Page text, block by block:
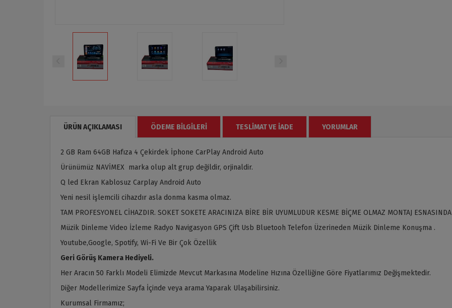
ÜRÜN AÇIKLAMASI ÖDEME BILGILERI TESLIMAT VE İADE YORUMLAR
2 GB Ram 64GB Hafıza 4 Çekirdek İphone CarPlay Android Auto
Ürünümüz NAVİMEX marka olup alt grup değildir, orjinaldir.
Q led Ekran Kablosuz Carplay Android Auto
Yeni nesil işlemcili cihazdır asla donma kasma olmaz.
TAM PROFESYONEL CİHAZDIR. SOKET SOKETE ARACINIZA BİRE BİR UYUMLUDUR KESME BİÇME OLMAZ MONTAJ ESNASINDA
Müzik Dinleme Video İzleme Radyo Navigasyon GPS Çift Usb Bluetooh Telefon Üzerineden Müzik Dinleme Konuşma .
Youtube,Google, Spotify, Wi-Fi Ve Bir Çok Özellik
Geri Görüş Kamera Hediyeli.
Her Aracın 50 Farklı Modeli Elimizde Mevcut Markasına Modeline Hızına Özelliğine Göre Fiyatlarımız Değişmektedir.
Diğer Modellerimize Sayfa İçinde veya arama Yaparak Ulaşabilirsiniz.
Kurumsal Firmamız;